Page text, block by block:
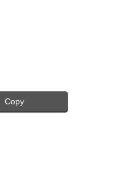
Copy